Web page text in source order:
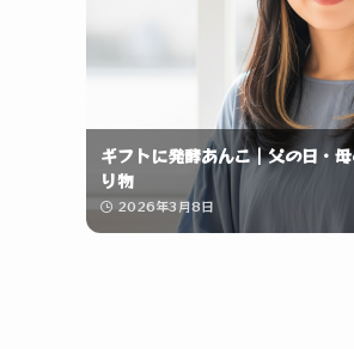
ギフトに発酵あんこ｜父の日・
り物
2026年3月8日